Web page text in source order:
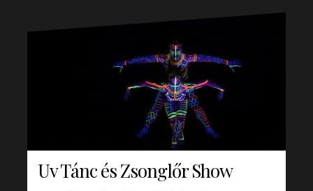
Uv Tánc és Zsonglőr Show